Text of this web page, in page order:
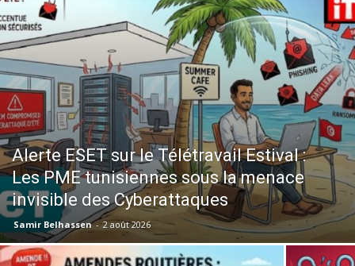
Alerte ESET sur le Télétravail Estival :
Les PME tunisiennes sous la menace
invisible des Cyberattaques
Samir Belhassen - 2 août 2026